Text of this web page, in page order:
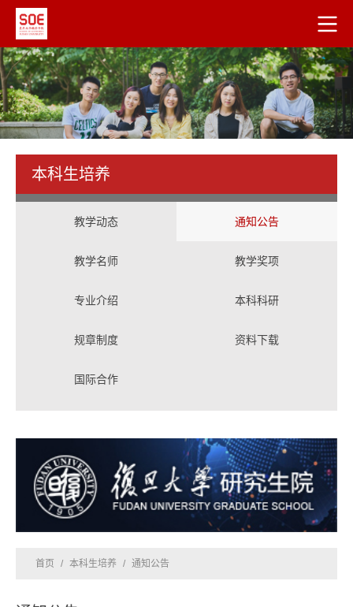
本科生培养
教学动态 通知公告
教学名师 教学奖项
专业介绍 本科科研
规章制度 资料下载
国际合作
首页 / 本科生培养 / 通知公告